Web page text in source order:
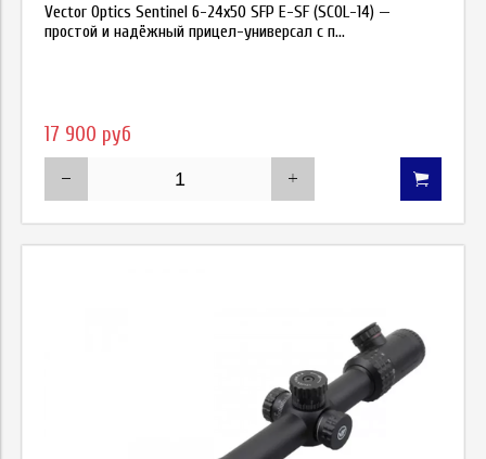
Vector Optics Sentinel 6-24x50 SFP E-SF (SCOL-14) —
простой и надёжный прицел-универсал с п...
17 900 руб